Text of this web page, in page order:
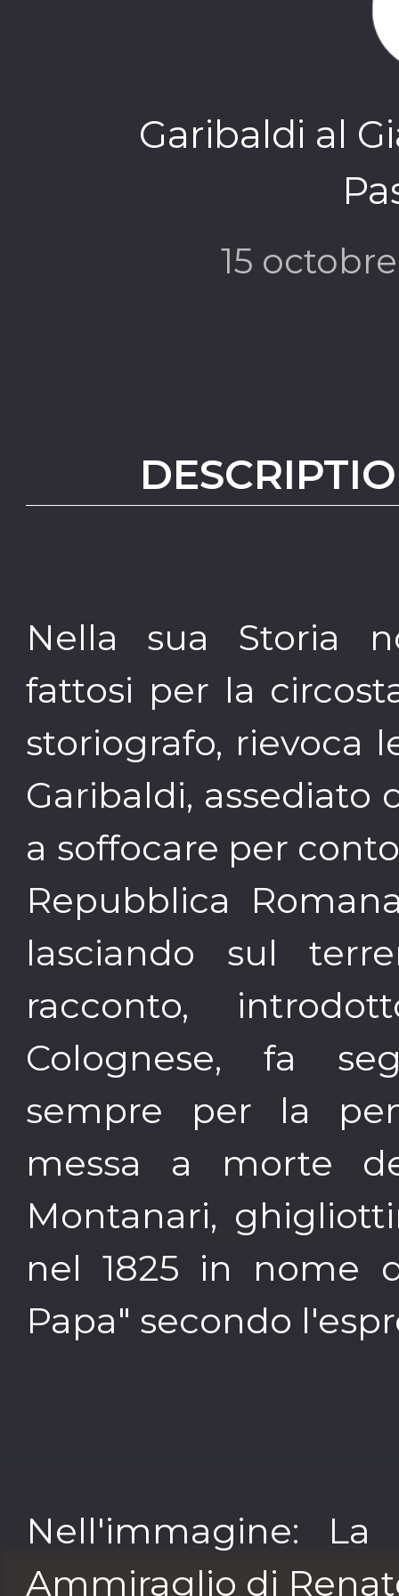
Garibaldi al
15
Nella sua Storia
fattosi per la
storiografo, rievoca
Garibaldi, assediato
a soffocare per
Repubblica
lasciando sul
racconto,
Colognese, fa
sempre per la
messa a morte
Montanari,
nel 1825 in nome
Papa" secondo
Nell'immagine:
Ammiraglio di